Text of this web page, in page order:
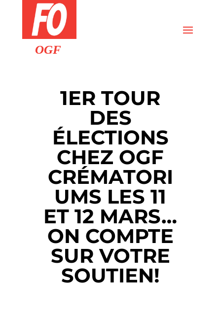
1ER TOUR
DES
ÉLECTIONS
CHEZ OGF
CRÉMATORI
UMS LES 11
ET 12 MARS…
ON COMPTE
SUR VOTRE
SOUTIEN!